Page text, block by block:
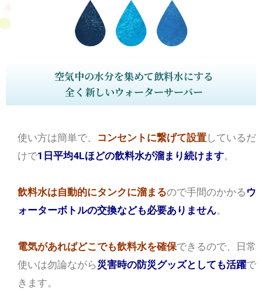
空気中の水分を集めて飲料水にする
全く新しいウォーターサーバー
使い方は簡単で、 コンセントに繋げて設置しているだ
けで1日平均4Lほどの飲料水が溜まり続けます。
飲料水は自動的にタンクに溜まるので手間のかかる ウ
ォーターボトルの交換なども必要ありません。
電気があればどこでも飲料水を確保できるので、日常
使いは勿論ながら災害時の防災グッズとしても活躍で
きます。